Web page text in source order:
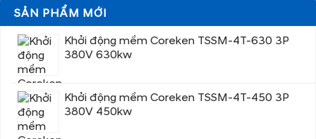
SẢN PHẨM MỚI
Khởi động mềm Coreken TSSM-4T-630 3P
380V 630kw
Khởi động mềm Coreken TSSM-4T-450 3P
380V 450kw